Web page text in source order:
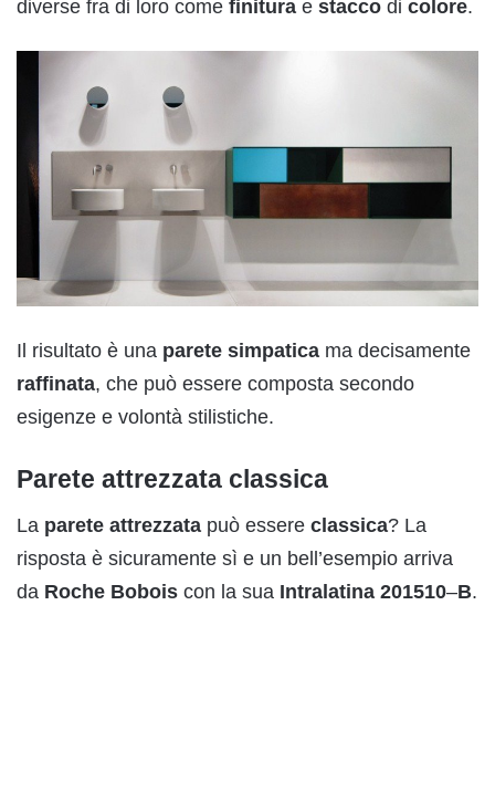
diverse fra di loro come finitura e stacco di colore.
Il risultato è una parete simpatica ma decisamente
raffinata, che può essere composta secondo
esigenze e volontà stilistiche.
Parete attrezzata classica
La parete attrezzata può essere classica? La
risposta è sicuramente sì e un bell’esempio arriva
da Roche Bobois con la sua Intralatina 201510–B.